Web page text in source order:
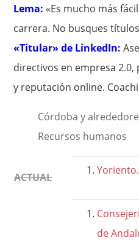
Lema: «Es mucho más
carrera. No busques
«Titular» de LinkedIn:
directivos en empresa
y reputación online.
Córdoba y
Recursos humanos
ACTUAL
de